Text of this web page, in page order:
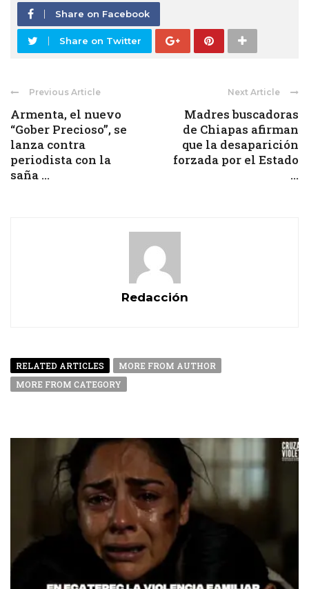
Share on Facebook
Share on Twitter
Previous Article
Armenta, el nuevo
“Gober Precioso”, se
lanza contra
periodista con la
saña ...
Next Article
Madres buscadoras
de Chiapas afirman
que la desaparición
forzada por el Estado
...
Redacción
RELATED ARTICLES
MORE FROM AUTHOR
MORE FROM CATEGORY